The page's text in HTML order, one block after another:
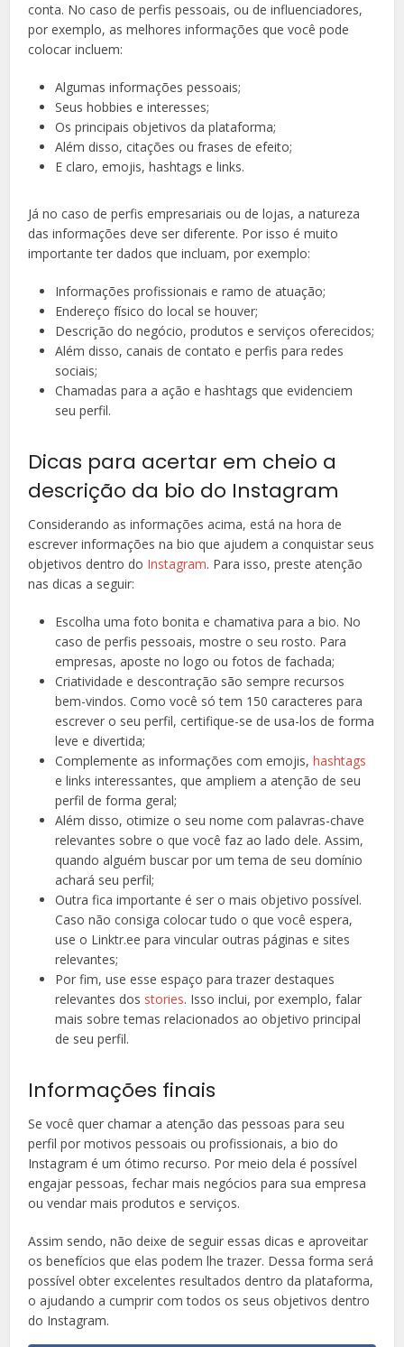
conta. No caso de perfis pessoais, ou de influenciadores,
por exemplo, as melhores informações que você pode
colocar incluem:
Algumas informações pessoais;
Seus hobbies e interesses;
Os principais objetivos da plataforma;
Além disso, citações ou frases de efeito;
E claro, emojis, hashtags e links.
Já no caso de perfis empresariais ou de lojas, a natureza
das informações deve ser diferente. Por isso é muito
importante ter dados que incluam, por exemplo:
Informações profissionais e ramo de atuação;
Endereço físico do local se houver;
Descrição do negócio, produtos e serviços oferecidos;
Além disso, canais de contato e perfis para redes
sociais;
Chamadas para a ação e hashtags que evidenciem
seu perfil.
Dicas para acertar em cheio a
descrição da bio do Instagram
Considerando as informações acima, está na hora de
escrever informações na bio que ajudem a conquistar seus
objetivos dentro do Instagram. Para isso, preste atenção
nas dicas a seguir:
Escolha uma foto bonita e chamativa para a bio. No
caso de perfis pessoais, mostre o seu rosto. Para
empresas, aposte no logo ou fotos de fachada;
Criatividade e descontração são sempre recursos
bem-vindos. Como você só tem 150 caracteres para
escrever o seu perfil, certifique-se de usa-los de forma
leve e divertida;
Complemente as informações com emojis,hashtags
e links interessantes, que ampliem a atenção de seu
perfil de forma geral;
Além disso, otimize o seu nome com palavras-chave
relevantes sobre o que você faz ao lado dele. Assim,
quando alguém buscar por um tema de seu domínio
achará seu perfil;
Outra fica importante é ser o mais objetivo possível.
Caso não consiga colocar tudo o que você espera,
use o Linktr.ee para vincular outras páginas e sites
relevantes;
Por fim, use esse espaço para trazer destaques
relevantes dos stories. Isso inclui, por exemplo, falar
mais sobre temas relacionados ao objetivo principal
de seu perfil.
Informações finais
Se você quer chamar a atenção das pessoas para seu
perfil por motivos pessoais ou profissionais, a bio do
Instagram é um ótimo recurso. Por meio dela é possível
engajar pessoas, fechar mais negócios para sua empresa
ou vendar mais produtos e serviços.
Assim sendo, não deixe de seguir essas dicas e aproveitar
os benefícios que elas podem lhe trazer. Dessa forma será
possível obter excelentes resultados dentro da plataforma,
o ajudando a cumprir com todos os seus objetivos dentro
do Instagram.